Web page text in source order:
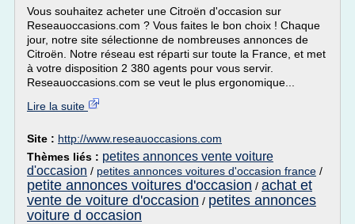
Vous souhaitez acheter une Citroën d'occasion sur
Reseauoccasions.com ? Vous faites le bon choix ! Chaque
jour, notre site sélectionne de nombreuses annonces de
Citroën. Notre réseau est réparti sur toute la France, et met
à votre disposition 2 380 agents pour vous servir.
Reseauoccasions.com se veut le plus ergonomique...
Lire la suite
Site : http://www.reseauoccasions.com
Thèmes liés : petites annonces vente voiture
d'occasion / petites annonces voitures d'occasion france /
petite annonces voitures d'occasion / achat et
vente de voiture d'occasion / petites annonces
voiture d occasion